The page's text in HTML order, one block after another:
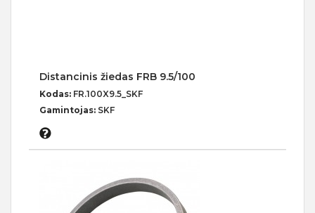
Distancinis žiedas FRB 9.5/100
Kodas: FR.100X9.5_SKF
Gamintojas: SKF